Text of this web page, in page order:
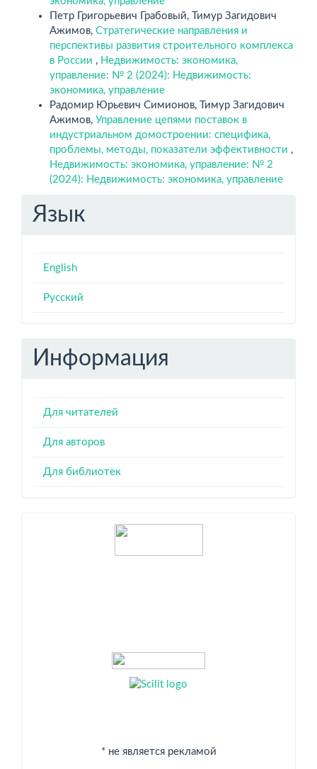
Петр Григорьевич Грабовый, Тимур Загидович
Ажимов, Стратегические направления и
перспективы развития строительного комплекса
в России , Недвижимость: экономика,
управление: № 2 (2024): Недвижимость:
экономика, управление
Радомир Юрьевич Симионов, Тимур Загидович
Ажимов, Управление цепями поставок в
индустриальном домостроении: специфика,
проблемы, методы, показатели эффективности ,
Недвижимость: экономика, управление: № 2
(2024): Недвижимость: экономика, управление
Язык
English
Русский
Информация
Для читателей
Для авторов
Для библиотек
Индексация
* не является рекламой